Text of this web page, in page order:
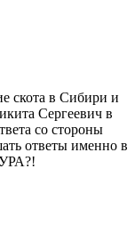
скота в Сибири и
Сергеевич в
со стороны
ответы именно в